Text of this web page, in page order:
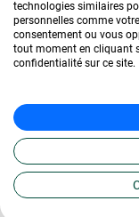
Carrière
Faire carrière
secteur avec
en constante
technologies similaires
personnelles comme
consentement ou vous
tout moment en cliquant
confidentialité sur ce site.